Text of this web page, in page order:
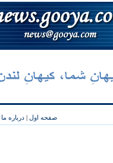
صفحه اول | درباره ما